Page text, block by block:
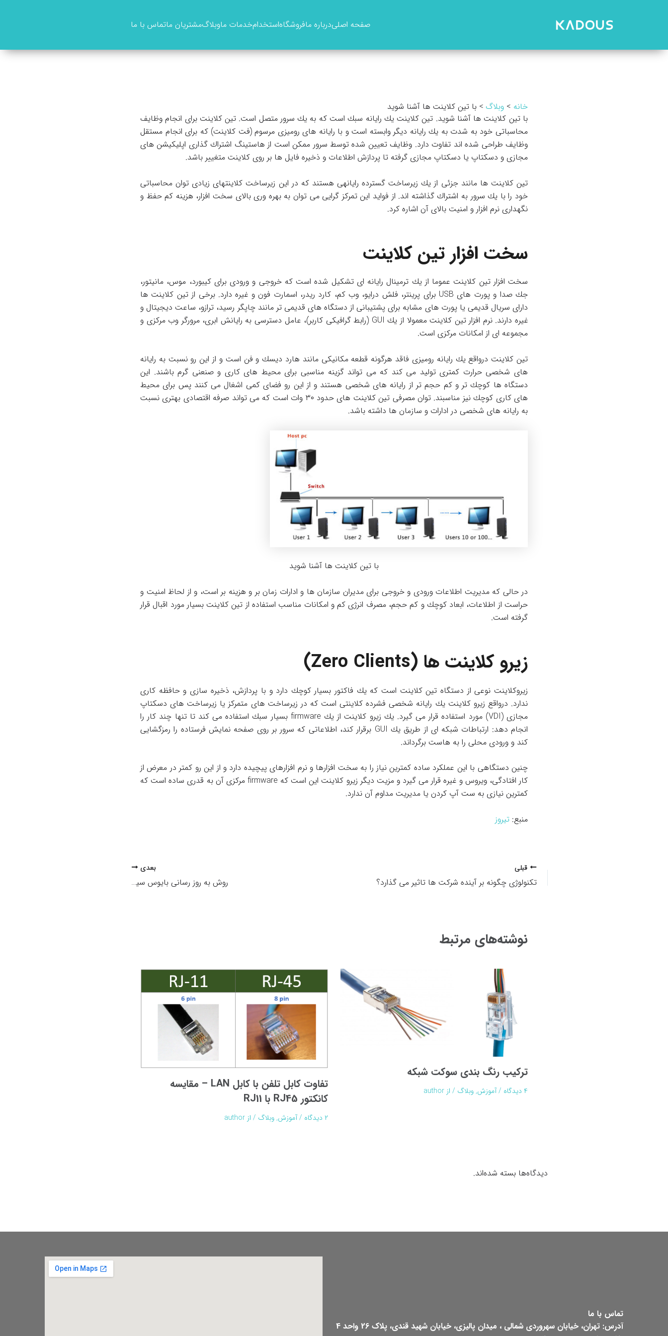
صفحه اصلیدرباره مافروشگاهاستخدامخدمات ماوبلاگمشتریان ماتماس با ما
خانه وبلاگ
با تین کلاینت ها آشنا شوید
با تین کلاینت ها آشنا شوید. تین کلاینت یك رایانه سبك است كه به یك سرور متصل است. تین کلاینت برای انجام وظایف
محاسباتی خود به شدت به یك رایانه دیگر وابسته است و با رایانه های رومیزی مرسوم (فت كلاینت) كه برای انجام مستقل
وظایف طراحی شده اند تفاوت دارد. وظایف تعیین شده توسط سرور ممكن است از هاستینگ اشتراك گذاری اپلیكیشن های
مجازی و دسكتاپ یا دسكتاپ مجازی گرفته تا پردازش اطلاعات و ذخیره فایل ها بر روی كلاینت متغییر باشد.
تین کلاینت ها مانند جزئی از یك زیرساخت گسترده رایانهی هستند كه در این زیرساخت كلاینتهای زیادی توان محاسباتی
خود را با یك سرور به اشتراك گذاشته اند. از فواید این تمركز گرایی می توان به بهره وری بالای سخت افزار، هزینه كم حفظ و
نگهداری نرم افزار و امنیت بالای آن اشاره كرد.
سخت افزار تین کلاینت
سخت افزار تین کلاینت عموما از یك ترمینال رایانه ای تشكیل شده است كه خروجی و ورودی برای كیبورد، موس، مانیتور،
جك صدا و پورت های USB برای پرینتر، فلش درایو، وب كم، كارد ریدر، اسمارت فون و غیره دارد. برخی از تین کلاینت ها
دارای سریال قدیمی یا پورت های مشابه برای پشتیبانی از دستگاه های قدیمی تر مانند چاپگر رسید، ترازو، ساعت دیجیتال و
غیره دارند. نرم افزار تین کلاینت معمولا از یك GUI (رابط گرافیكی كاربر)، عامل دسترسی به رایانش ابری، مرورگر وب مركزی و
مجموعه ای از امكانات مركزی است.
تین کلاینت درواقع یك رایانه رومیزی فاقد هرگونه قطعه مكانیكی مانند هارد دیسك و فن است و از این رو نسبت به رایانه
های شخصی حرارت كمتری تولید می كند كه می تواند گزینه مناسبی برای محیط های كاری و صنعنی گرم باشند. این
دستگاه ها كوچك تر و كم حجم تر از رایانه های شخصی هستند و از این رو فضای كمی اشغال می كنند پس برای محیط
های كاری كوچك نیز مناسبند. توان مصرفی تین کلاینت های حدود ۳۰ وات است كه می تواند صرفه اقتصادی بهتری نسبت
به رایانه های شخصی در ادارات و سازمان ها داشته باشد.
با تین کلاینت ها آشنا شوید
در حالی كه مدیریت اطلاعات ورودی و خروجی برای مدیران سازمان ها و ادارات زمان بر و هزینه بر است، و از لحاظ امنیت و
حراست از اطلاعات، ابعاد كوچك و كم حجم، مصرف انرژی كم و امكانات مناسب استفاده از تین کلاینت بسیار مورد اقبال قرار
گرفته است.
زیرو کلاینت ها (Zero Clients)
زیروكلاینت نوعی از دستگاه تین کلاینت است كه یك فاكتور بسیار كوچك دارد و با پردازش، ذخیره سازی و حافظه كاری
ندارد. درواقع زیرو کلاینت یك رایانه شخصی فشرده كلاینتی است كه در زیرساخت های متمركز یا زیرساخت های دسكتاپ
مجازی (VDI) مورد استفاده قرار می گیرد. یك زیرو کلاینت از یك firmware بسیار سبك استفاده می كند تا تنها چند كار را
انجام دهد: ارتباطات شبكه ای از طریق یك GUI برقرار كند، اطلاعاتی كه سرور بر روی صفحه نمایش فرستاده را رمزگشایی
كند و ورودی محلی را به هاست برگرداند.
چنین دستگاهی با این عملكرد ساده كمترین نیاز را به سخت افزارها و نرم افزارهای پیچیده دارد و از این رو كمتر در معرض از
كار افتادگی، ویروس و غیره قرار می گیرد و مزیت دیگر زیرو کلاینت این است كه firmware‌ مركزی آن به قدری ساده است كه
كمترین نیازی به ست آپ كردن یا مدیریت مداوم آن ندارد.
منبع: تیروز
پیمایش
نوشته
قبلی
تکنولوژی چگونه بر آینده شرکت­­­­ ها تاثیر می­ گذارد؟
بعدی
روش به روز رسانی بایوس سیستم
نوشته‌های مرتبط
ترکیب رنگ بندی سوکت شبکه
۴ دیدگاه /آموزش,وبلاگ / ازauthor
تفاوت کابل تلفن با کابل LAN – مقایسه
کانکتور RJ45 با RJ11
۲ دیدگاه /آموزش,وبلاگ / از author
دیدگاه‌ها بسته شده‌اند.
تماس با ما
آدرس: تهران، خیابان سهروردی شمالی ، میدان پالیزی، خیابان شهید قندی، پلاک 26 واحد 4